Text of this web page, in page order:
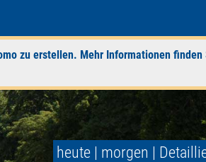
zu erstellen. Mehr Informationen finden
heute | morgen |